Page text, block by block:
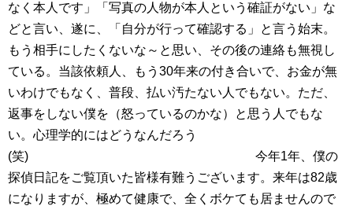
なく本人です」「写真の人物が本人という確証がない」な
どと言い、遂に、「自分が行って確認する」と言う始末。
もう相手にしたくないな～と思い、その後の連絡も無視し
ている。当該依頼人、もう30年来の付き合いで、お金が無
いわけでもなく、普段、払い汚たない人でもない。ただ、
返事をしない僕を（怒っているのかな）と思う人でもな
い。心理学的にはどうなんだろう
(笑) 今年1年、僕の
探偵日記をご覧頂いた皆様有難うございます。来年は82歳
になりますが、極めて健康で、全くボケても居ませんので